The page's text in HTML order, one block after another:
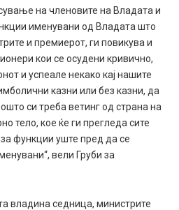
на членовите на Владата и
именувани од Владата што
и премиерот, ги повикува и
кои се осудени кривично,
и успеале некако кај нашите
казни или без казни, да
си треба ветинг од страна на
тело, кое ќе ги прегледа сите
функции уште пред да се
вели Груби за
владина седница, министрите